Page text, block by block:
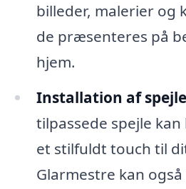
billeder, malerier og
de præsenteres på
hjem.
Installation af
tilpassede spejle
et stilfuldt touch til
Glarmestre kan